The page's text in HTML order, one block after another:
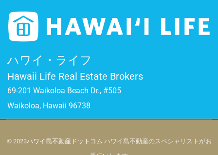
ハワイ・ライフ
Hawaii Life Real Estate Brokers
69-201 Waikoloa Beach Dr., #505
Waikoloa, Hawaii 96738
© 2023ハワイ島不動産ドットコム ハワイ島不動産のスペシャリストがお